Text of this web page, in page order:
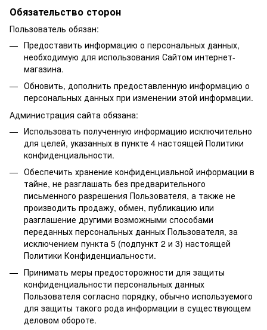
Обязательство сторон
Пользователь обязан:
Предоставить информацию о персональных данных,
необходимую для использования Сайтом интернет-
магазина.
Обновить, дополнить предоставленную информацию о
персональных данных при изменении этой информации.
Администрация сайта обязана:
Использовать полученную информацию исключительно
для целей, указанных в пункте 4 настоящей Политики
конфиденциальности.
Обеспечить хранение конфиденциальной информации в
тайне, не разглашать без предварительного
письменного разрешения Пользователя, а также не
производить продажу, обмен, публикацию или
разглашение другими возможными способами
переданных персональных данных Пользователя, за
исключением пункта 5 (подпункт 2 и 3) настоящей
Политики Конфиденциальности.
Принимать меры предосторожности для защиты
конфиденциальности персональных данных
Пользователя согласно порядку, обычно используемого
для защиты такого рода информации в существующем
деловом обороте.